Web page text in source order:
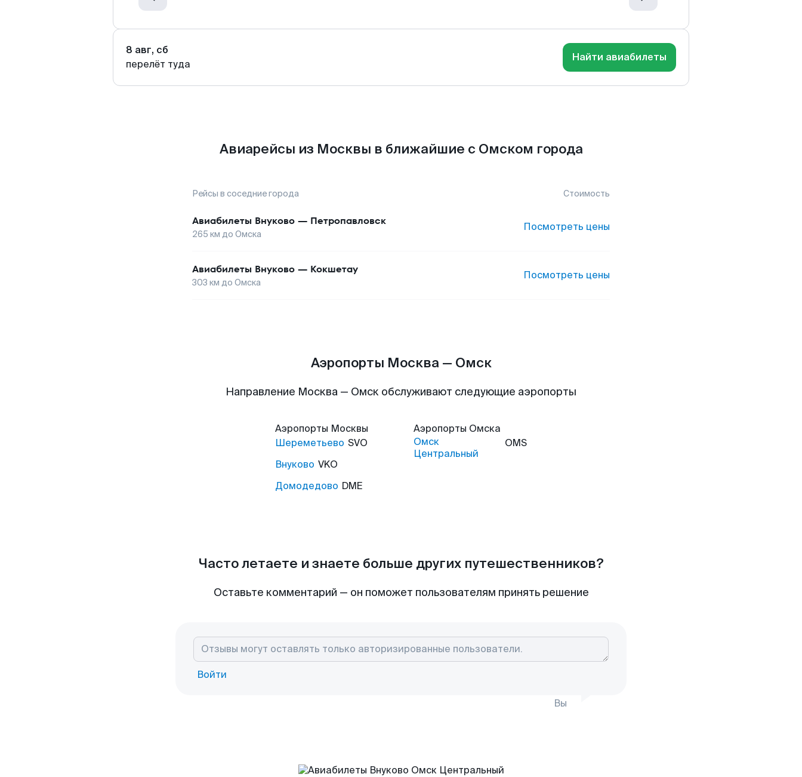
8 авг, сб
перелёт туда
Найти авиабилеты
Авиарейсы из Москвы в ближайшие с Омском города
Рейсы в соседние города Стоимость
Авиабилеты Внуково — Петропавловск
265 км до Омска
Посмотреть цены
Авиабилеты Внуково — Кокшетау
303 км до Омска
Посмотреть цены
Аэропорты Москва — Омск
Направление Москва — Омск обслуживают следующие аэропорты
Аэропорты Москвы
Шереметьево SVO
Внуково VKO
Домодедово DME
Аэропорты Омска
Омск
Центральный
OMS
Часто летаете и знаете больше других путешественников?
Оставьте комментарий — он поможет пользователям принять решение
Войти
Вы